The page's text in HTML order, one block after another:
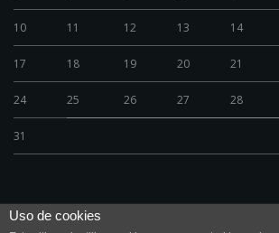
10 11 12 13 14
17 18 19 20 21
24 25 26 27 28
31
Uso de cookies